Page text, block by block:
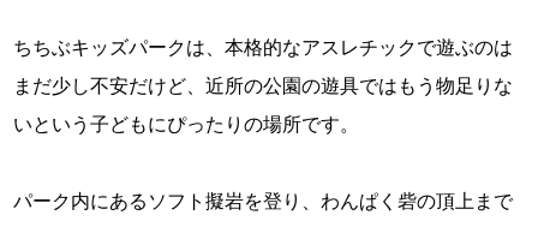
ちちぶキッズパークは、本格的なアスレチックで遊ぶのは
まだ少し不安だけど、近所の公園の遊具ではもう物足りな
いという子どもにぴったりの場所です。
パーク内にあるソフト擬岩を登り、わんぱく砦の頂上まで